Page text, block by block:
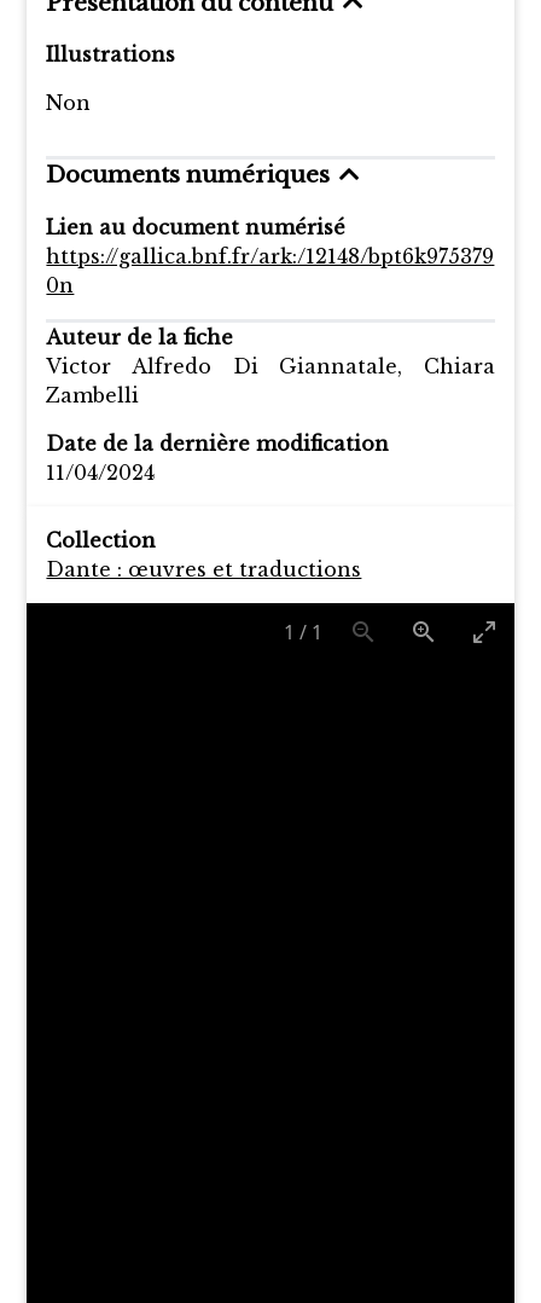
Illustrations
Non
Documents numériques
Lien au document numérisé
https://gallica.bnf.fr/ark:/12148/bpt6k975379
0n
Auteur de la fiche
Victor Alfredo Di Giannatale, Chiara
Zambelli
Date de la dernière modification
11/04/2024
Collection
Dante : œuvres et traductions
1 / 1